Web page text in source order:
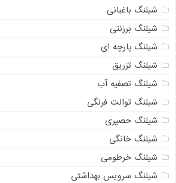
شیلنگ باغبانی
شیلنگ برزنتی
شیلنگ پارچه ای
شیلنگ تزریق
شیلنگ تصفیه آب
شیلنگ توالت فرنگی
شیلنگ حصیری
شیلنگ خانگی
شیلنگ خرطومی
شیلنگ سرویس بهداشتی